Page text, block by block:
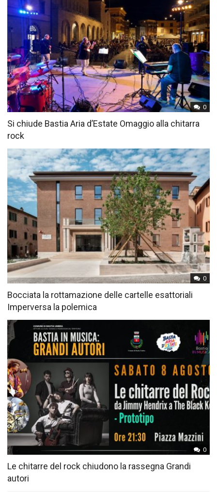
0
Si chiude Bastia Aria d’Estate Omaggio alla chitarra
rock
0
Bocciata la rottamazione delle cartelle esattoriali
Imperversa la polemica
0
Le chitarre del rock chiudono la rassegna Grandi
autori